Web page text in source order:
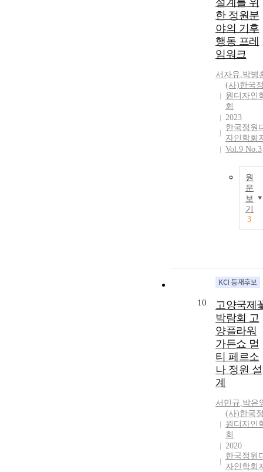
설계를 위
한 정원분
야의 기후
행동 프레
임워크
서자유,박병
(사)한국
원디자인
회
2023
한국정원
자인학회
Vol.9 No.3
원
문
보
기
3
10
고양국제
박람회 고
양플라워
가든쇼 멀
티 페르소
나 정원 설
계
서민규,박은
(사)한국
원디자인
회
2020
한국정원
자인학회